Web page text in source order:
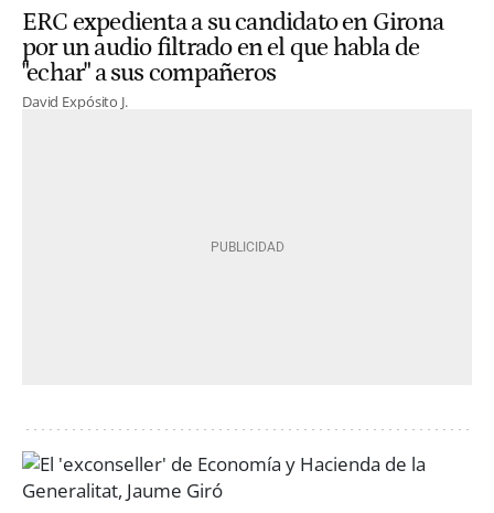
ERC expedienta a su candidato en Girona
por un audio filtrado en el que habla de
"echar" a sus compañeros
David Expósito J.